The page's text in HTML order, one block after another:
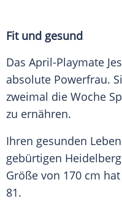
Fit und gesund
Das April-Playmate
absolute Powerfrau.
zweimal die Woche
zu ernähren.
Ihren gesunden
gebürtigen
Größe von 170 cm
81.